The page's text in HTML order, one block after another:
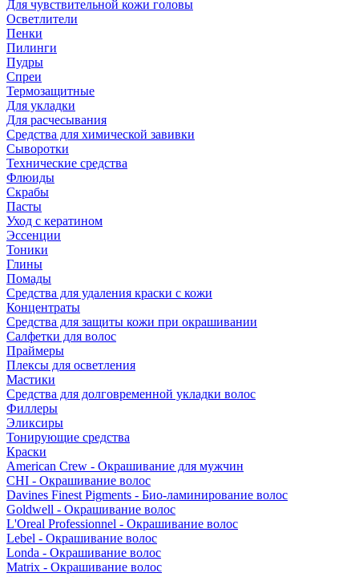
Для чувствительной кожи головы
Осветлители
Пенки
Пилинги
Пудры
Спреи
Термозащитные
Для укладки
Для расчесывания
Средства для химической завивки
Сыворотки
Технические средства
Флюиды
Скрабы
Пасты
Уход с кератином
Эссенции
Тоники
Глины
Помады
Средства для удаления краски с кожи
Концентраты
Средства для защиты кожи при окрашивании
Салфетки для волос
Праймеры
Плексы для осветления
Мастики
Средства для долговременной укладки волос
Филлеры
Эликсиры
Тонирующие средства
Краски
American Crew - Окрашивание для мужчин
CHI - Окрашивание волос
Davines Finest Pigments - Био-ламинирование волос
Goldwell - Окрашивание волос
L'Oreal Professionnel - Окрашивание волос
Lebel - Окрашивание волос
Londa - Окрашивание волос
Matrix - Окрашивание волос